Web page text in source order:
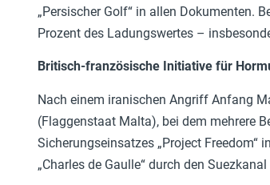
„Persischer Golf“ in allen Dokumenten.
Prozent des Ladungswertes –
Britisch-französische Initiative für
Nach einem iranischen Angriff Anfang
(Flaggenstaat Malta), bei dem mehrere
Sicherungseinsatzes „Project Freedom“
„Charles de Gaulle“ durch den